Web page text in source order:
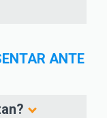
ANTE